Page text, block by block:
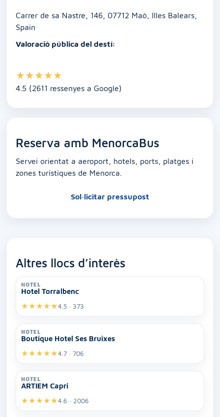
k
Carrer de sa Nastre, 146, 07712 Maó, Illes Balears,
Spain
Valoració pública del destí:
★★★★★
4.5 (2611 ressenyes a Google)
Reserva amb MenorcaBus
Servei orientat a aeroport, hotels, ports, platges i
zones turístiques de Menorca.
Sol·licitar pressupost
Altres llocs d’interès
HOTEL
Hotel Torralbenc
★★★★★4.5 · 373
HOTEL
Boutique Hotel Ses Bruixes
★★★★★4.7 · 706
HOTEL
ARTIEM Capri
★★★★★4.6 · 2006